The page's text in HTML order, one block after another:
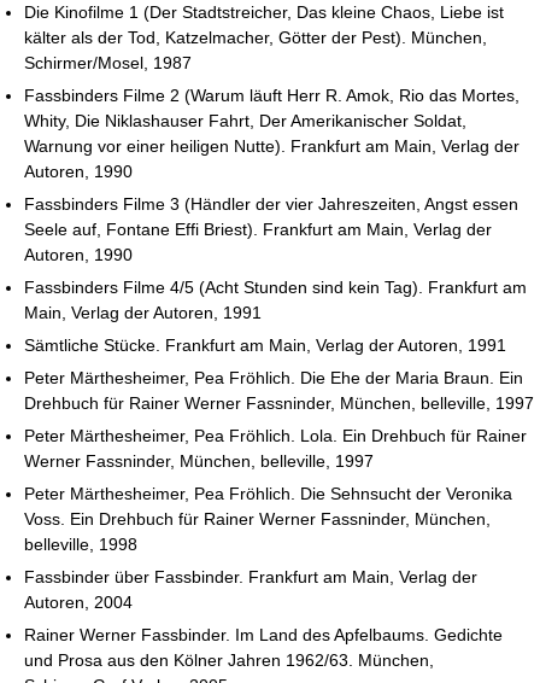
Die Kinofilme 1 (Der Stadtstreicher, Das kleine Chaos, Liebe ist
kälter als der Tod, Katzelmacher, Götter der Pest). München,
Schirmer/Mosel, 1987
Fassbinders Filme 2 (Warum läuft Herr R. Amok, Rio das Mortes,
Whity, Die Niklashauser Fahrt, Der Amerikanischer Soldat,
Warnung vor einer heiligen Nutte). Frankfurt am Main, Verlag der
Autoren, 1990
Fassbinders Filme 3 (Händler der vier Jahreszeiten, Angst essen
Seele auf, Fontane Effi Briest). Frankfurt am Main, Verlag der
Autoren, 1990
Fassbinders Filme 4/5 (Acht Stunden sind kein Tag). Frankfurt am
Main, Verlag der Autoren, 1991
Sämtliche Stücke. Frankfurt am Main, Verlag der Autoren, 1991
Peter Märthesheimer, Pea Fröhlich. Die Ehe der Maria Braun. Ein
Drehbuch für Rainer Werner Fassninder, München, belleville, 1997
Peter Märthesheimer, Pea Fröhlich. Lola. Ein Drehbuch für Rainer
Werner Fassninder, München, belleville, 1997
Peter Märthesheimer, Pea Fröhlich. Die Sehnsucht der Veronika
Voss. Ein Drehbuch für Rainer Werner Fassninder, München,
belleville, 1998
Fassbinder über Fassbinder. Frankfurt am Main, Verlag der
Autoren, 2004
Rainer Werner Fassbinder. Im Land des Apfelbaums. Gedichte
und Prosa aus den Kölner Jahren 1962/63. München,